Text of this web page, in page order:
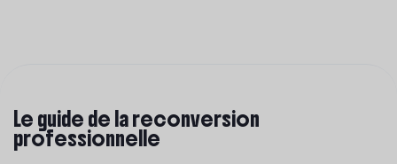
Le guide de la reconversion
professionnelle